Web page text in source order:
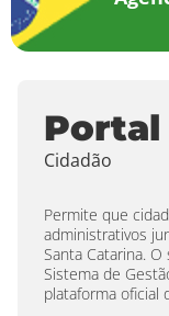
Portal
Cidadão
Permite que
administrativos
Santa Catarina.
Sistema de
plataforma oficial